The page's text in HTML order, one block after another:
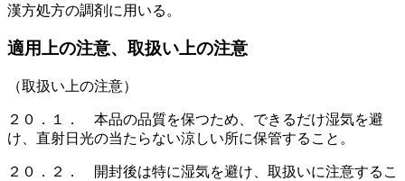
漢方処方の調剤に用いる。
適用上の注意、取扱い上の注意
（取扱い上の注意）
２０．１． 本品の品質を保つため、できるだけ湿気を避
け、直射日光の当たらない涼しい所に保管すること。
２０．２． 開封後は特に湿気を避け、取扱いに注意するこ